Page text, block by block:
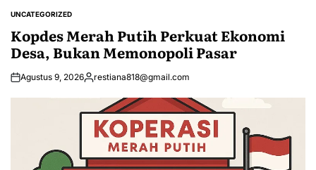
POSTED
UNCATEGORIZED
Kopdes Merah Putih Perkuat Ekonomi
Desa, Bukan Memonopoli Pasar
Agustus 9, 2026Posted
restiana818@gmail.com